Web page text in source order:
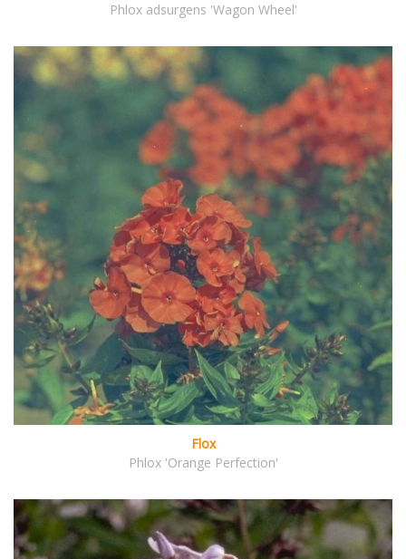
Phlox adsurgens 'Wagon Wheel'
Flox
Phlox 'Orange Perfection'